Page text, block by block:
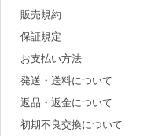
販売規約
保証規定
お支払い方法
発送・送料について
返品・返金について
初期不良交換について